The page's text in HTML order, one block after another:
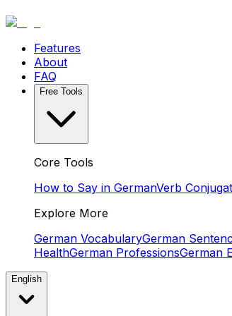
Features
About
FAQ
Free Tools
Core Tools
How to Say in GermanVerb
Explore More
German VocabularyGerman
HealthGerman ProfessionsGerman
English